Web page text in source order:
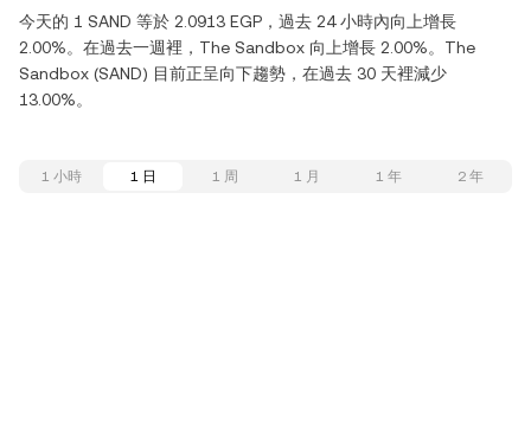
今天的 1 SAND 等於 2.0913 EGP，過去 24 小時內向上增長
2.00%。在過去一週裡，The Sandbox 向上增長 2.00%。The
Sandbox (SAND) 目前正呈向下趨勢，在過去 30 天裡減少
13.00%。
1 小時 1 日 1 周 1 月 1 年 2 年